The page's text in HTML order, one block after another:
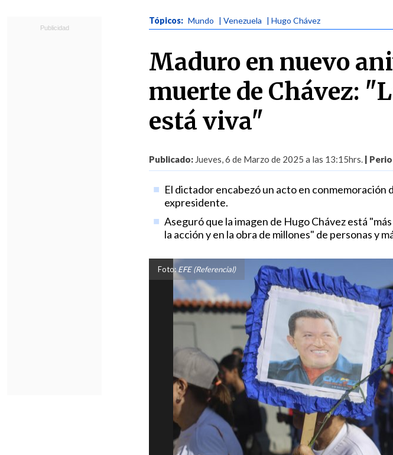
Tópicos: Mundo | Venezuela | Hugo Chávez
Maduro en nuevo
muerte de Chávez:
está viva"
Publicado: Jueves, 6 de Marzo de 2025 a las 13:15hrs. |
El dictador encabezó un acto en conmemoración
expresidente.
Aseguró que la imagen de Hugo Chávez está
la acción y en la obra de millones" de personas y
Foto:EFE (Referencial)